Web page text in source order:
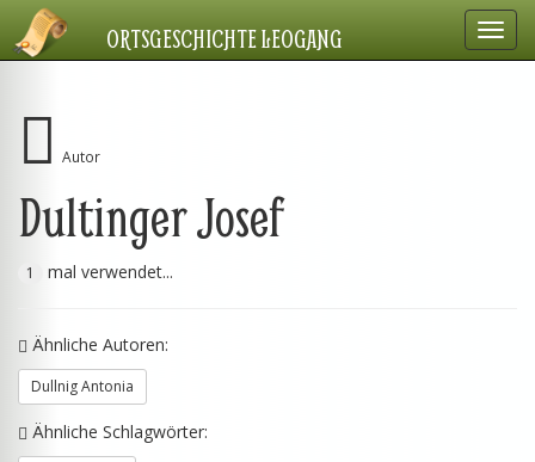
ORTSGESCHICHTE LEOGANG
Autor
Dultinger Josef
1 mal verwendet...
Ähnliche Autoren:
Dullnig Antonia
Ähnliche Schlagwörter: